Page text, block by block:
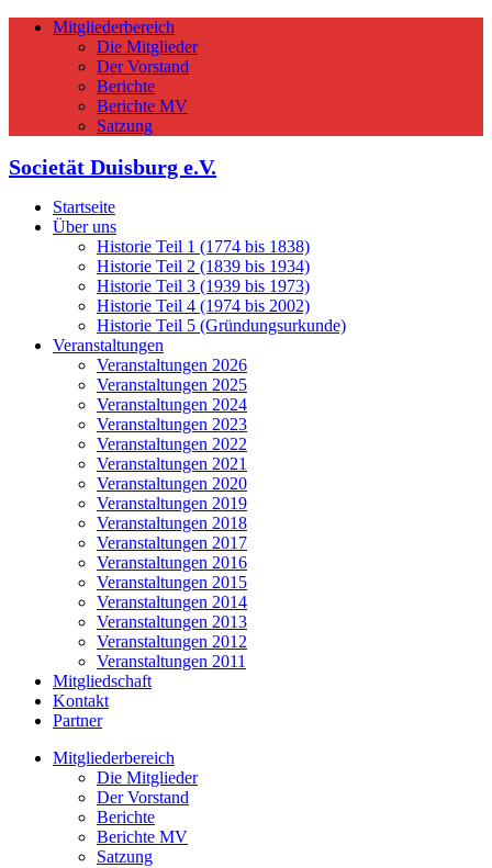
Mitgliederbereich
Die Mitglieder
Der Vorstand
Berichte
Berichte MV
Satzung
Societät Duisburg e.V.
Startseite
Über uns
Historie Teil 1 (1774 bis 1838)
Historie Teil 2 (1839 bis 1934)
Historie Teil 3 (1939 bis 1973)
Historie Teil 4 (1974 bis 2002)
Historie Teil 5 (Gründungsurkunde)
Veranstaltungen
Veranstaltungen 2026
Veranstaltungen 2025
Veranstaltungen 2024
Veranstaltungen 2023
Veranstaltungen 2022
Veranstaltungen 2021
Veranstaltungen 2020
Veranstaltungen 2019
Veranstaltungen 2018
Veranstaltungen 2017
Veranstaltungen 2016
Veranstaltungen 2015
Veranstaltungen 2014
Veranstaltungen 2013
Veranstaltungen 2012
Veranstaltungen 2011
Mitgliedschaft
Kontakt
Partner
Mitgliederbereich
Die Mitglieder
Der Vorstand
Berichte
Berichte MV
Satzung